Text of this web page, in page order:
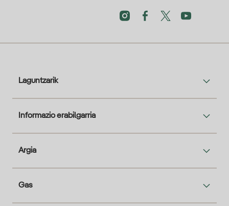
Laguntzarik
Informazio erabilgarria
Argia
Gas